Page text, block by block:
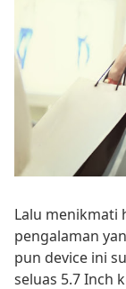
Lalu menikmati
pengalaman
pun device ini
seluas 5.7 Inch